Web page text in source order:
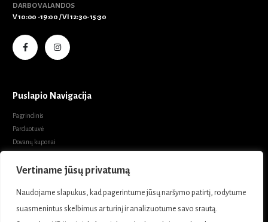
Vertiname jūsų privatumą
Naudojame slapukus, kad pagerintume jūsų naršymo patirtį, rodytume
suasmenintus skelbimus ar turinį ir analizuotume savo srautą.
DARBO VALANDOS
V 10:00 -19:00 / VI 12:30-15:30
Puslapio Navigacija
Pagrindinis
Parduotuvė
Dovanų kuponai
Apie Mus
Prekių pirkimo sąlygos ir taisyklės
Privatumo politika